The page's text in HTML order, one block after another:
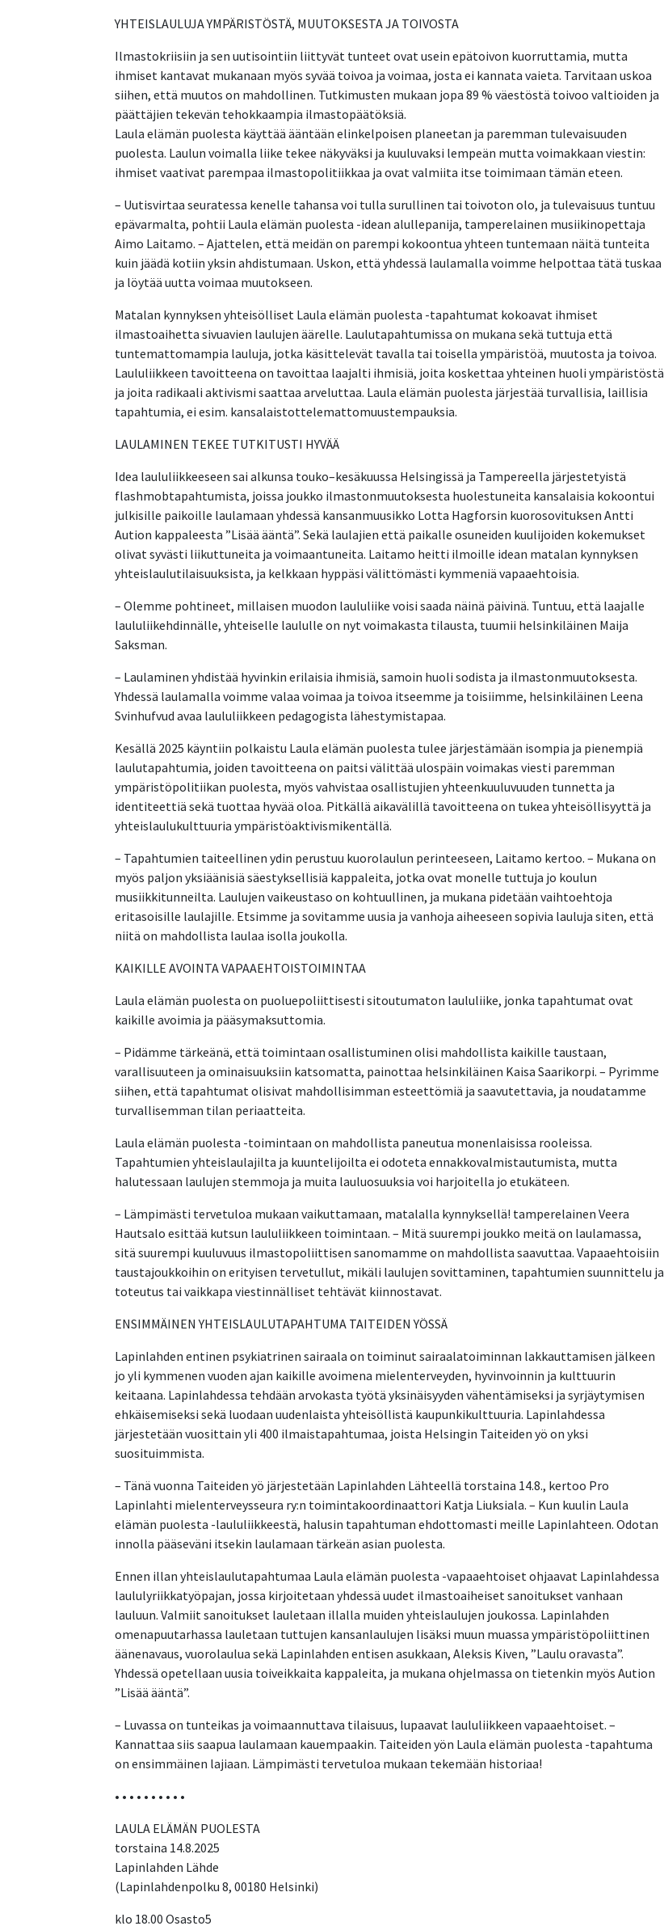
YHTEISLAULUJA YMPÄRISTÖSTÄ, MUUTOKSESTA JA TOIVOSTA
Ilmastokriisiin ja sen uutisointiin liittyvät tunteet ovat usein epätoivon kuorruttamia, mutta
ihmiset kantavat mukanaan myös syvää toivoa ja voimaa, josta ei kannata vaieta. Tarvitaan uskoa
siihen, että muutos on mahdollinen. Tutkimusten mukaan jopa 89 % väestöstä toivoo valtioiden ja
päättäjien tekevän tehokkaampia ilmastopäätöksiä.
Laula elämän puolesta käyttää ääntään elinkelpoisen planeetan ja paremman tulevaisuuden
puolesta. Laulun voimalla liike tekee näkyväksi ja kuuluvaksi lempeän mutta voimakkaan viestin:
ihmiset vaativat parempaa ilmastopolitiikkaa ja ovat valmiita itse toimimaan tämän eteen.
– Uutisvirtaa seuratessa kenelle tahansa voi tulla surullinen tai toivoton olo, ja tulevaisuus tuntuu
epävarmalta, pohtii Laula elämän puolesta -idean alullepanija, tamperelainen musiikinopettaja
Aimo Laitamo. – Ajattelen, että meidän on parempi kokoontua yhteen tuntemaan näitä tunteita
kuin jäädä kotiin yksin ahdistumaan. Uskon, että yhdessä laulamalla voimme helpottaa tätä tuskaa
ja löytää uutta voimaa muutokseen.
Matalan kynnyksen yhteisölliset Laula elämän puolesta -tapahtumat kokoavat ihmiset
ilmastoaihetta sivuavien laulujen äärelle. Laulutapahtumissa on mukana sekä tuttuja että
tuntemattomampia lauluja, jotka käsittelevät tavalla tai toisella ympäristöä, muutosta ja toivoa.
Laululiikkeen tavoitteena on tavoittaa laajalti ihmisiä, joita koskettaa yhteinen huoli ympäristöstä
ja joita radikaali aktivismi saattaa arveluttaa. Laula elämän puolesta järjestää turvallisia, laillisia
tapahtumia, ei esim. kansalaistottelemattomuustempauksia.
LAULAMINEN TEKEE TUTKITUSTI HYVÄÄ
Idea laululiikkeeseen sai alkunsa touko–kesäkuussa Helsingissä ja Tampereella järjestetyistä
flashmobtapahtumista, joissa joukko ilmastonmuutoksesta huolestuneita kansalaisia kokoontui
julkisille paikoille laulamaan yhdessä kansanmuusikko Lotta Hagforsin kuorosovituksen Antti
Aution kappaleesta ”Lisää ääntä”. Sekä laulajien että paikalle osuneiden kuulijoiden kokemukset
olivat syvästi liikuttuneita ja voimaantuneita. Laitamo heitti ilmoille idean matalan kynnyksen
yhteislaulutilaisuuksista, ja kelkkaan hyppäsi välittömästi kymmeniä vapaaehtoisia.
– Olemme pohtineet, millaisen muodon laululiike voisi saada näinä päivinä. Tuntuu, että laajalle
laululiikehdinnälle, yhteiselle laululle on nyt voimakasta tilausta, tuumii helsinkiläinen Maija
Saksman.
– Laulaminen yhdistää hyvinkin erilaisia ihmisiä, samoin huoli sodista ja ilmastonmuutoksesta.
Yhdessä laulamalla voimme valaa voimaa ja toivoa itseemme ja toisiimme, helsinkiläinen Leena
Svinhufvud avaa laululiikkeen pedagogista lähestymistapaa.
Kesällä 2025 käyntiin polkaistu Laula elämän puolesta tulee järjestämään isompia ja pienempiä
laulutapahtumia, joiden tavoitteena on paitsi välittää ulospäin voimakas viesti paremman
ympäristöpolitiikan puolesta, myös vahvistaa osallistujien yhteenkuuluvuuden tunnetta ja
identiteettiä sekä tuottaa hyvää oloa. Pitkällä aikavälillä tavoitteena on tukea yhteisöllisyyttä ja
yhteislaulukulttuuria ympäristöaktivismikentällä.
– Tapahtumien taiteellinen ydin perustuu kuorolaulun perinteeseen, Laitamo kertoo. – Mukana on
myös paljon yksiäänisiä säestyksellisiä kappaleita, jotka ovat monelle tuttuja jo koulun
musiikkitunneilta. Laulujen vaikeustaso on kohtuullinen, ja mukana pidetään vaihtoehtoja
eritasoisille laulajille. Etsimme ja sovitamme uusia ja vanhoja aiheeseen sopivia lauluja siten, että
niitä on mahdollista laulaa isolla joukolla.
KAIKILLE AVOINTA VAPAAEHTOISTOIMINTAA
Laula elämän puolesta on puoluepoliittisesti sitoutumaton laululiike, jonka tapahtumat ovat
kaikille avoimia ja pääsymaksuttomia.
– Pidämme tärkeänä, että toimintaan osallistuminen olisi mahdollista kaikille taustaan,
varallisuuteen ja ominaisuuksiin katsomatta, painottaa helsinkiläinen Kaisa Saarikorpi. – Pyrimme
siihen, että tapahtumat olisivat mahdollisimman esteettömiä ja saavutettavia, ja noudatamme
turvallisemman tilan periaatteita.
Laula elämän puolesta -toimintaan on mahdollista paneutua monenlaisissa rooleissa.
Tapahtumien yhteislaulajilta ja kuuntelijoilta ei odoteta ennakkovalmistautumista, mutta
halutessaan laulujen stemmoja ja muita lauluosuuksia voi harjoitella jo etukäteen.
– Lämpimästi tervetuloa mukaan vaikuttamaan, matalalla kynnyksellä! tamperelainen Veera
Hautsalo esittää kutsun laululiikkeen toimintaan. – Mitä suurempi joukko meitä on laulamassa,
sitä suurempi kuuluvuus ilmastopoliittisen sanomamme on mahdollista saavuttaa. Vapaaehtoisiin
taustajoukkoihin on erityisen tervetullut, mikäli laulujen sovittaminen, tapahtumien suunnittelu ja
toteutus tai vaikkapa viestinnälliset tehtävät kiinnostavat.
ENSIMMÄINEN YHTEISLAULUTAPAHTUMA TAITEIDEN YÖSSÄ
Lapinlahden entinen psykiatrinen sairaala on toiminut sairaalatoiminnan lakkauttamisen jälkeen
jo yli kymmenen vuoden ajan kaikille avoimena mielenterveyden, hyvinvoinnin ja kulttuurin
keitaana. Lapinlahdessa tehdään arvokasta työtä yksinäisyyden vähentämiseksi ja syrjäytymisen
ehkäisemiseksi sekä luodaan uudenlaista yhteisöllistä kaupunkikulttuuria. Lapinlahdessa
järjestetään vuosittain yli 400 ilmaistapahtumaa, joista Helsingin Taiteiden yö on yksi
suosituimmista.
– Tänä vuonna Taiteiden yö järjestetään Lapinlahden Lähteellä torstaina 14.8., kertoo Pro
Lapinlahti mielenterveysseura ry:n toimintakoordinaattori Katja Liuksiala. – Kun kuulin Laula
elämän puolesta -laululiikkeestä, halusin tapahtuman ehdottomasti meille Lapinlahteen. Odotan
innolla pääseväni itsekin laulamaan tärkeän asian puolesta.
Ennen illan yhteislaulutapahtumaa Laula elämän puolesta -vapaaehtoiset ohjaavat Lapinlahdessa
laululyriikkatyöpajan, jossa kirjoitetaan yhdessä uudet ilmastoaiheiset sanoitukset vanhaan
lauluun. Valmiit sanoitukset lauletaan illalla muiden yhteislaulujen joukossa. Lapinlahden
omenapuutarhassa lauletaan tuttujen kansanlaulujen lisäksi muun muassa ympäristöpoliittinen
äänenavaus, vuorolaulua sekä Lapinlahden entisen asukkaan, Aleksis Kiven, ”Laulu oravasta”.
Yhdessä opetellaan uusia toiveikkaita kappaleita, ja mukana ohjelmassa on tietenkin myös Aution
”Lisää ääntä”.
– Luvassa on tunteikas ja voimaannuttava tilaisuus, lupaavat laululiikkeen vapaaehtoiset. –
Kannattaa siis saapua laulamaan kauempaakin. Taiteiden yön Laula elämän puolesta -tapahtuma
on ensimmäinen lajiaan. Lämpimästi tervetuloa mukaan tekemään historiaa!
• • • • • • • • • •
LAULA ELÄMÄN PUOLESTA
torstaina 14.8.2025
Lapinlahden Lähde
(Lapinlahdenpolku 8, 00180 Helsinki)
klo 18.00 Osasto5